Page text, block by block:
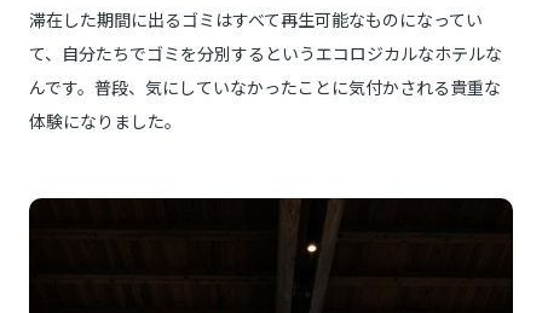
滞在した期間に出るゴミはすべて再生可能なものになってい
て、自分たちでゴミを分別するというエコロジカルなホテルな
んです。普段、気にしていなかったことに気付かされる貴重な
体験になりました。